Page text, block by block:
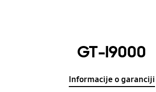
GT-I9000
Informacije o garanciji